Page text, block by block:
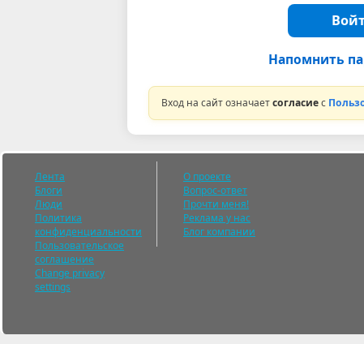
Напомнить
Вход на сайт означаетсогласиес
Лента
Блоги
Люди
Политика
конфиденциальности
Пользовательское
соглашение
Change privacy
settings
О проекте
Вопрос-ответ
Прочти меня!
Реклама у нас
Блог компании